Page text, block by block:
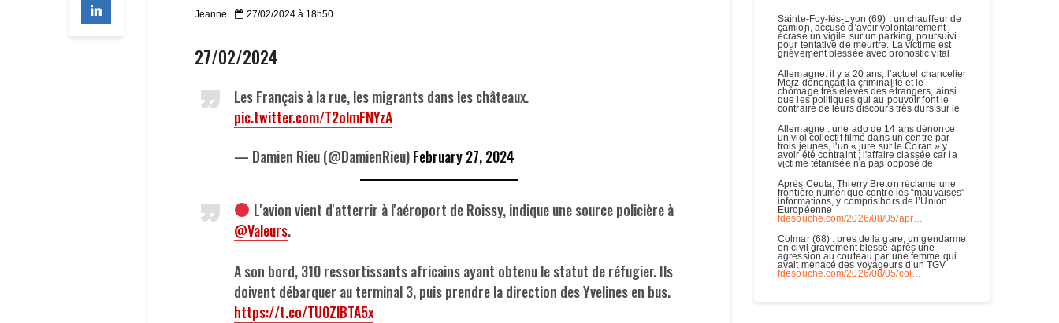
Jeanne 27/02/2024 à 18h50
27/02/2024
Les Français à la rue, les migrants dans les châteaux.
pic.twitter.com/T2olmFNYzA
— Damien Rieu (@DamienRieu)February 27, 2024
L'avion vient d'atterrir à l'aéroport de Roissy, indique une source policière à
@Valeurs.
A son bord, 310 ressortissants africains ayant obtenu le statut de réfugier. Ils
doivent débarquer au terminal 3, puis prendre la direction des Yvelines en bus.
https://t.co/TU0ZlBTA5x